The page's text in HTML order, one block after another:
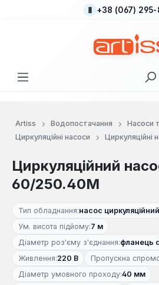
Перейти до основного вмісту
+38 (067) 295-
Artiss Водопостачання
Насоси
Циркуляційні насоси
Циркуляційні
Циркуляційний
60/250.40M
Тип обладнання:насос циркуляційний
Ум. висота підйому:7 м
Діаметр роз'єму з'єднання:фланець
Живлення:220 В Пропускна
Діаметр умовного проходу:40 мм